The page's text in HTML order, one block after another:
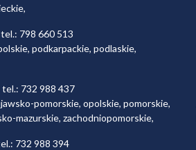
tel.: 798 660 513
podkarpackie, podlaskie,
tel.: 732 988 437
pomorskie, opolskie, pomorskie,
mazurskie, zachodniopomorskie,
732 988 394